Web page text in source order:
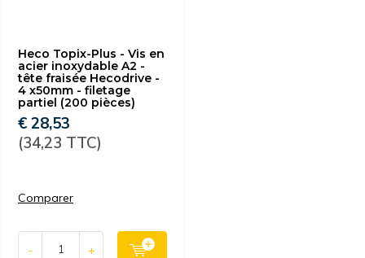
Heco Topix-Plus - Vis en
acier inoxydable A2 -
tête fraisée Hecodrive -
4 x50mm - filetage
partiel (200 pièces)
€ 28,53
(34,23 TTC)
Comparer
- +